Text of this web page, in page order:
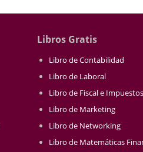
Libros Gratis
Libro de Contabilidad
Libro de Laboral
Libro de Fiscal e Impuestos
Libro de Marketing
Libro de Networking
Libro de Matemáticas